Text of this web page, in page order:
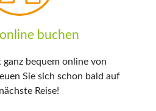
online buchen
ganz bequem online von
Sie sich schon bald auf
Reise!